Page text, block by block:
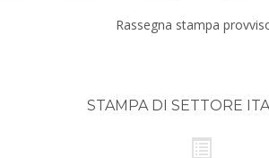
Rassegna stampa
STAMPA DI SETTORE